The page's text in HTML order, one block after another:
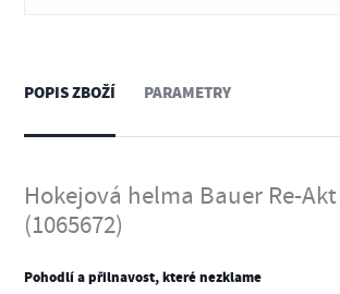
POPIS ZBOŽÍ
Hokejová helma Bauer Re-
(1065672)
Pohodlí a přilnavost, které nezklame
PARAMETRY